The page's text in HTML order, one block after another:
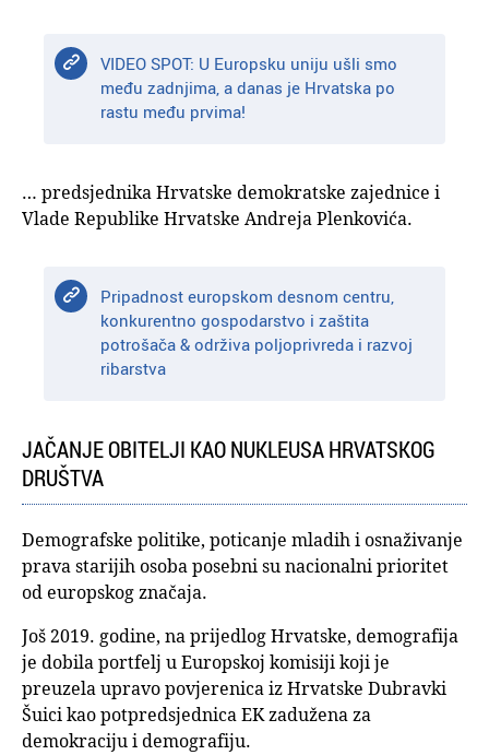
VIDEO SPOT: U Europsku uniju ušli smo
među zadnjima, a danas je Hrvatska po
rastu među prvima!
… predsjednika Hrvatske demokratske zajednice i
Vlade Republike Hrvatske Andreja Plenkovića.
Pripadnost europskom desnom centru,
konkurentno gospodarstvo i zaštita
potrošača & održiva poljoprivreda i razvoj
ribarstva
JAČANJE OBITELJI KAO NUKLEUSA HRVATSKOG
DRUŠTVA
Demografske politike, poticanje mladih i osnaživanje
prava starijih osoba posebni su nacionalni prioritet
od europskog značaja.
Još 2019. godine, na prijedlog Hrvatske, demografija
je dobila portfelj u Europskoj komisiji koji je
preuzela upravo povjerenica iz Hrvatske Dubravki
Šuici kao potpredsjednica EK zadužena za
demokraciju i demografiju.